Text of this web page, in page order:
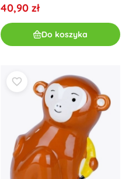
40,90 zł
Do koszyka